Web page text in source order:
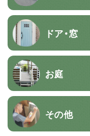
ドア・窓
お庭
その他